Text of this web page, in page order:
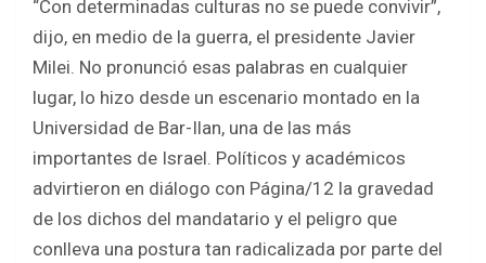
ce
b
o
o
k
tt
er
at
s
A
p
p
ar
e
“Con determinadas culturas no se puede convivir”,
dijo, en medio de la guerra, el presidente Javier
Milei. No pronunció esas palabras en cualquier
lugar, lo hizo desde un escenario montado en la
Universidad de Bar-Ilan, una de las más
importantes de Israel. Políticos y académicos
advirtieron en diálogo con Página/12 la gravedad
de los dichos del mandatario y el peligro que
conlleva una postura tan radicalizada por parte del